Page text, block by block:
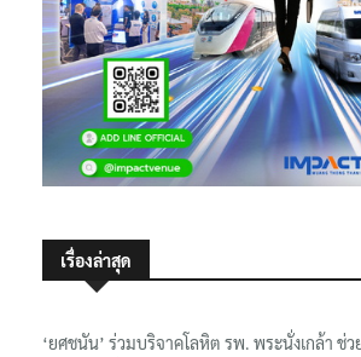
เรื่องล่าสุด
‘ยศชนัน’ ร่วมบริจาคโลหิต รพ. พระนั่งเกล้า ช่ว